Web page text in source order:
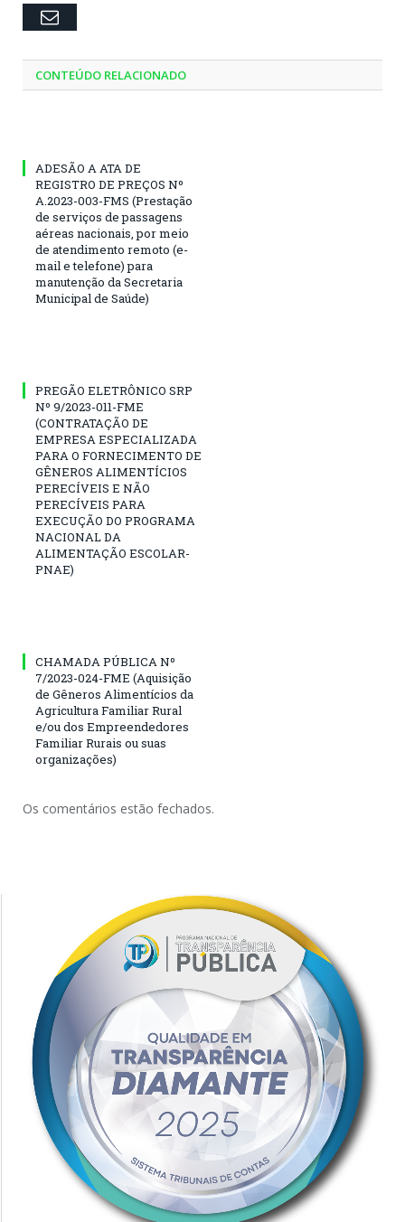
Email
CONTEÚDO RELACIONADO
ADESÃO A ATA DE
REGISTRO DE PREÇOS Nº
A.2023-003-FMS (Prestação
de serviços de passagens
aéreas nacionais, por meio
de atendimento remoto (e-
mail e telefone) para
manutenção da Secretaria
Municipal de Saúde)
PREGÃO ELETRÔNICO SRP
Nº 9/2023-011-FME
(CONTRATAÇÃO DE
EMPRESA ESPECIALIZADA
PARA O FORNECIMENTO DE
GÊNEROS ALIMENTÍCIOS
PERECÍVEIS E NÃO
PERECÍVEIS PARA
EXECUÇÃO DO PROGRAMA
NACIONAL DA
ALIMENTAÇÃO ESCOLAR-
PNAE)
CHAMADA PÚBLICA Nº
7/2023-024-FME (Aquisição
de Gêneros Alimentícios da
Agricultura Familiar Rural
e/ou dos Empreendedores
Familiar Rurais ou suas
organizações)
Os comentários estão fechados.